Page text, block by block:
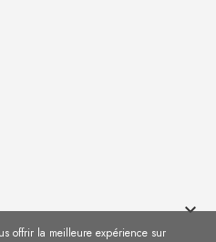
keyboard_arrow_down
offrir la meilleure expérience sur